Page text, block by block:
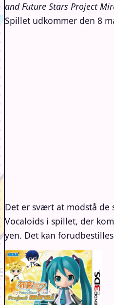
and Future Stars Project
Spillet udkommer den 8
Det er svært at modstå de
Vocaloids i spillet, der
yen. Det kan